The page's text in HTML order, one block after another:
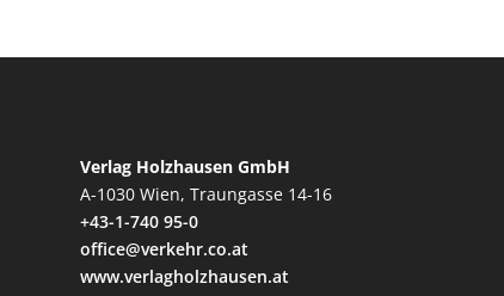
Verlag Holzhausen GmbH
A-1030 Wien, Traungasse 14-16
+43-1-740 95-0
office@verkehr.co.at
www.verlagholzhausen.at